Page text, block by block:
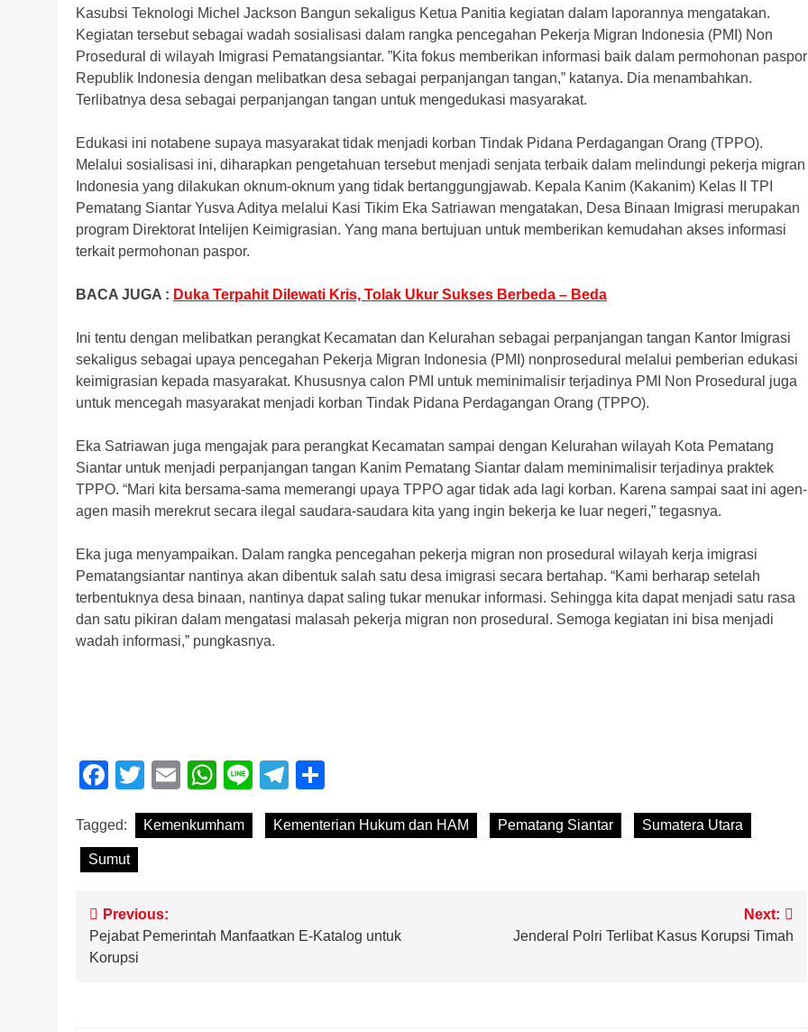
Kasubsi Teknologi Michel Jackson Bangun sekaligus Ketua Panitia kegiatan dalam laporannya mengatakan.
Kegiatan tersebut sebagai wadah sosialisasi dalam rangka pencegahan Pekerja Migran Indonesia (PMI) Non
Prosedural di wilayah Imigrasi Pematangsiantar. ”Kita fokus memberikan informasi baik dalam permohonan paspor
Republik Indonesia dengan melibatkan desa sebagai perpanjangan tangan,” katanya. Dia menambahkan.
Terlibatnya desa sebagai perpanjangan tangan untuk mengedukasi masyarakat.
Edukasi ini notabene supaya masyarakat tidak menjadi korban Tindak Pidana Perdagangan Orang (TPPO).
Melalui sosialisasi ini, diharapkan pengetahuan tersebut menjadi senjata terbaik dalam melindungi pekerja migran
Indonesia yang dilakukan oknum-oknum yang tidak bertanggungjawab. Kepala Kanim (Kakanim) Kelas II TPI
Pematang Siantar Yusva Aditya melalui Kasi Tikim Eka Satriawan mengatakan, Desa Binaan Imigrasi merupakan
program Direktorat Intelijen Keimigrasian. Yang mana bertujuan untuk memberikan kemudahan akses informasi
terkait permohonan paspor.
BACA JUGA : Duka Terpahit Dilewati Kris, Tolak Ukur Sukses Berbeda – Beda
Ini tentu dengan melibatkan perangkat Kecamatan dan Kelurahan sebagai perpanjangan tangan Kantor Imigrasi
sekaligus sebagai upaya pencegahan Pekerja Migran Indonesia (PMI) nonprosedural melalui pemberian edukasi
keimigrasian kepada masyarakat. Khususnya calon PMI untuk meminimalisir terjadinya PMI Non Prosedural juga
untuk mencegah masyarakat menjadi korban Tindak Pidana Perdagangan Orang (TPPO).
Eka Satriawan juga mengajak para perangkat Kecamatan sampai dengan Kelurahan wilayah Kota Pematang
Siantar untuk menjadi perpanjangan tangan Kanim Pematang Siantar dalam meminimalisir terjadinya praktek
TPPO. “Mari kita bersama-sama memerangi upaya TPPO agar tidak ada lagi korban. Karena sampai saat ini agen-
agen masih merekrut secara ilegal saudara-saudara kita yang ingin bekerja ke luar negeri,” tegasnya.
Eka juga menyampaikan. Dalam rangka pencegahan pekerja migran non prosedural wilayah kerja imigrasi
Pematangsiantar nantinya akan dibentuk salah satu desa imigrasi secara bertahap. “Kami berharap setelah
terbentuknya desa binaan, nantinya dapat saling tukar menukar informasi. Sehingga kita dapat menjadi satu rasa
dan satu pikiran dalam mengatasi malasah pekerja migran non prosedural. Semoga kegiatan ini bisa menjadi
wadah informasi,” pungkasnya.
Facebook
Twitter
EmailWhatsApp
LineTelegram
Tagged: Kemenkumham Kementerian Hukum dan HAM Pematang Siantar Sumatera Utara
Sumut
Post
navigation
Previous:
Pejabat Pemerintah Manfaatkan E-Katalog untuk
Korupsi
Next:
Jenderal Polri Terlibat Kasus Korupsi Timah